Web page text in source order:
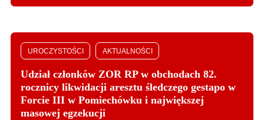
UROCZYSTOŚCI AKTUALNOŚCI
Udział członków ZOR RP w obchodach 82.
rocznicy likwidacji aresztu śledczego gestapo w
Forcie III w Pomiechówku i największej
masowej egzekucji